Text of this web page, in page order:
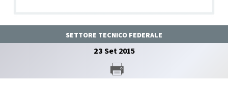
AREA TECNICA
GARE
SETTORE TECNICO FEDERALE
23Set2015